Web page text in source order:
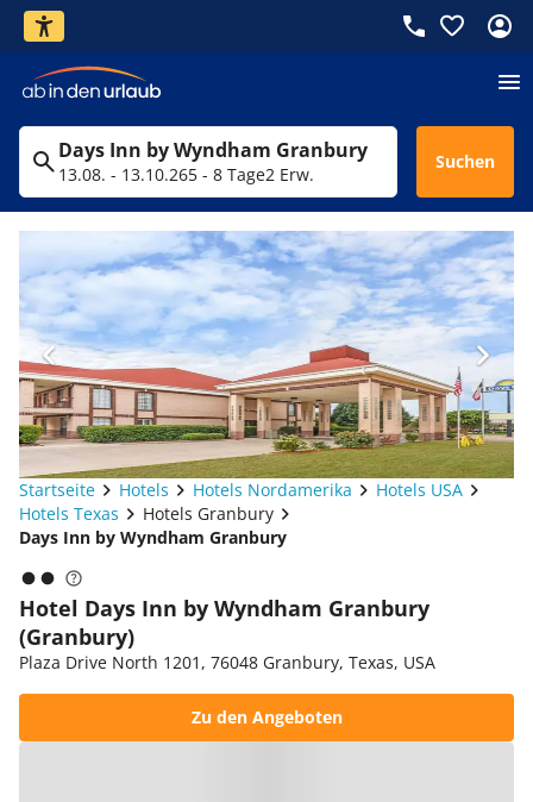
Days Inn by Wyndham Granbury
13.08. - 13.10.265 - 8 Tage2 Erw.
Suchen
Startseite Hotels Hotels Nordamerika
Hotels USA
Hotels Texas
Hotels Granbury
Days Inn by Wyndham Granbury
Hotel Days Inn by Wyndham Granbury
(Granbury)
Plaza Drive North 1201, 76048 Granbury, Texas, USA
Zu den Angeboten